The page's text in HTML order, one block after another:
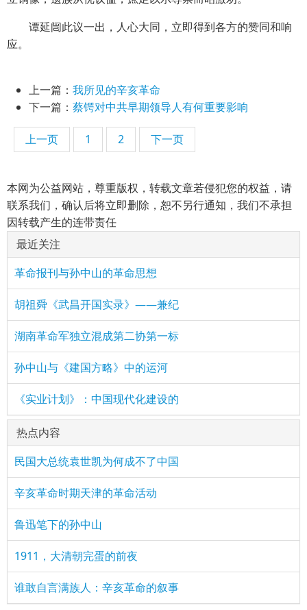
谭延闿此议一出，人心大同，立即得到各方的赞同和响
应。
上一篇： 我所见的辛亥革命
下一篇： 蔡锷对中共早期领导人有何重要影响
上一页 1 2 下一页
本网为公益网站，尊重版权，转载文章若侵犯您的权益，请
联系我们，确认后将立即删除，恕不另行通知，我们不承担
因转载产生的连带责任
最近关注
革命报刊与孙中山的革命思想
胡祖舜《武昌开国实录》——兼纪
湖南革命军独立混成第二协第一标
孙中山与《建国方略》中的运河
《实业计划》：中国现代化建设的
热点内容
民国大总统袁世凯为何成不了中国
辛亥革命时期天津的革命活动
鲁迅笔下的孙中山
1911，大清朝完蛋的前夜
谁敢自言满族人：辛亥革命的叙事